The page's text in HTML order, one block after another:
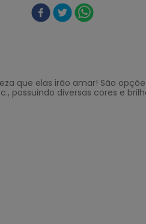
que elas irão amar! São
diversas cores e